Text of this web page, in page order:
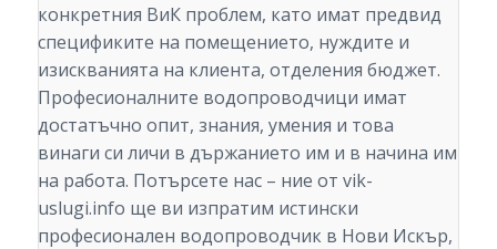
конкретния ВиК проблем, като имат предвид
спецификите на помещението, нуждите и
изискванията на клиента, отделения бюджет.
Професионалните водопроводчици имат
достатъчно опит, знания, умения и това
винаги си личи в държанието им и в начина им
на работа. Потърсете нас – ние от vik-
uslugi.info ще ви изпратим истински
професионален водопроводчик в Нови Искър,